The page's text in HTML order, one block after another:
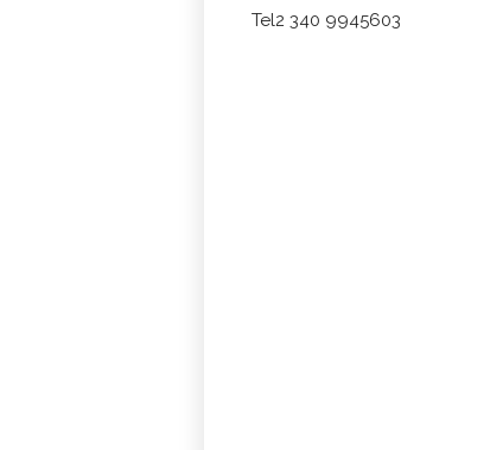
Tel2 340 9945603